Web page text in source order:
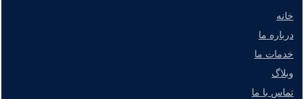
خانه
درباره ما
خدمات ما
وبلاگ
تماس با ما